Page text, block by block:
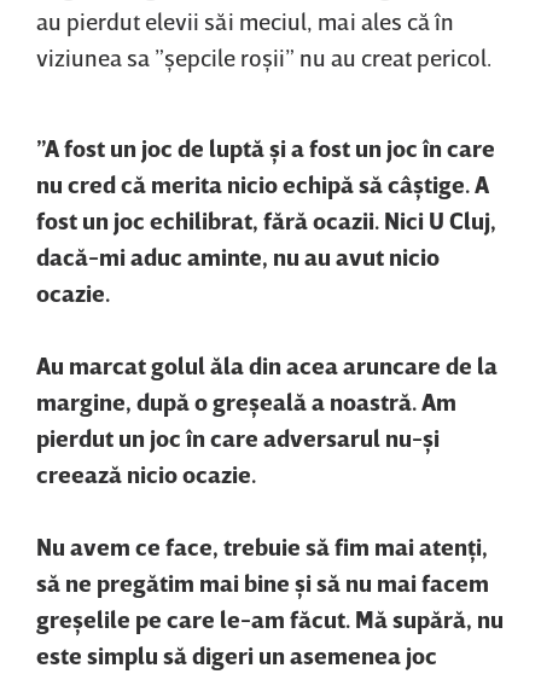
au pierdut elevii săi meciul, mai ales că în
viziunea sa ”şepcile roşii” nu au creat pericol.
”A fost un joc de luptă şi a fost un joc în care
nu cred că merita nicio echipă să câştige. A
fost un joc echilibrat, fără ocazii. Nici U Cluj,
dacă-mi aduc aminte, nu au avut nicio
ocazie.
Au marcat golul ăla din acea aruncare de la
margine, după o greşeală a noastră. Am
pierdut un joc în care adversarul nu-şi
creează nicio ocazie.
Nu avem ce face, trebuie să fim mai atenţi,
să ne pregătim mai bine şi să nu mai facem
greşelile pe care le-am făcut. Mă supără, nu
este simplu să digeri un asemenea joc